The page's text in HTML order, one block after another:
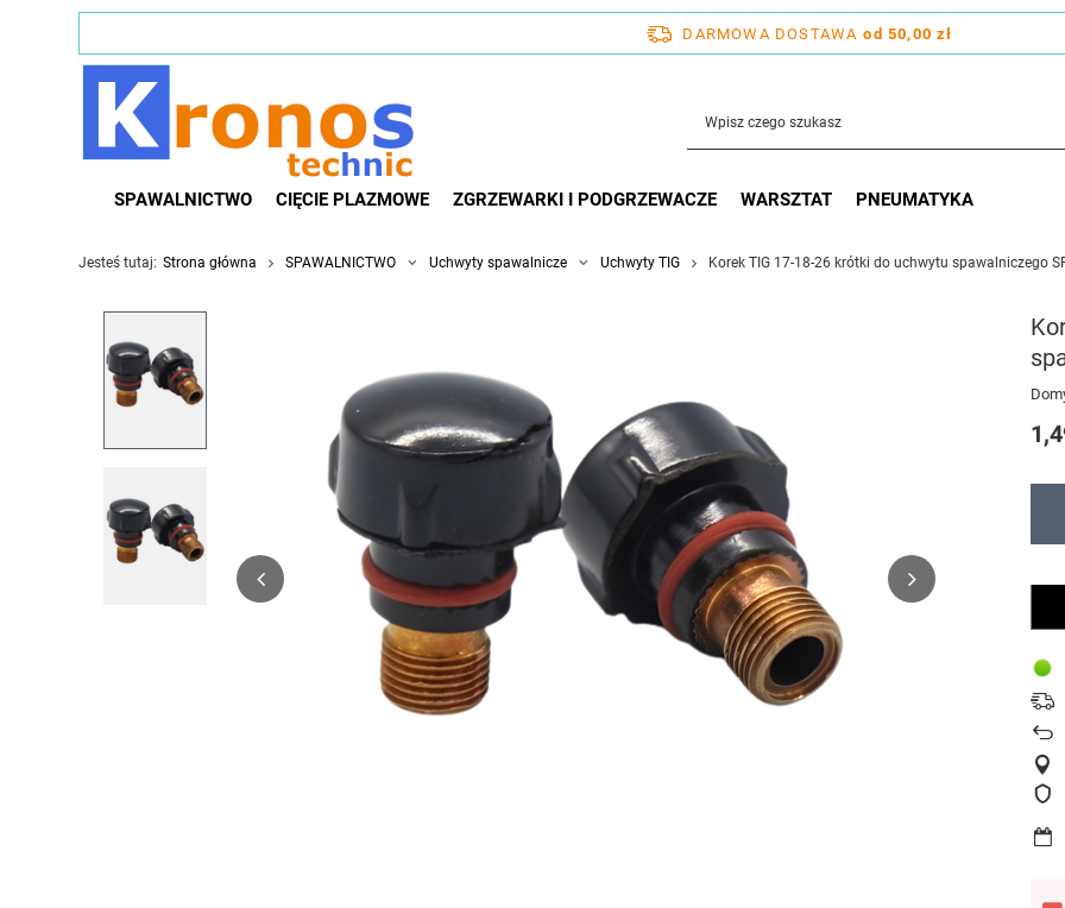
DARMOWA DOSTAWA od 50,00 zł
SPAWALNICTWO CIĘCIE PLAZMOWE ZGRZEWARKI I PODGRZEWACZE WARSZTAT PNEUMATYKA
Jesteś tutaj: Strona główna SPAWALNICTWO Uchwyty spawalnicze Uchwyty TIG Korek TIG 17-18-26 krótki do uchwytu spawalniczego